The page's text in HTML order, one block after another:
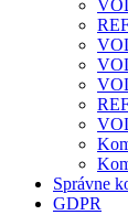
Správne
GDPR